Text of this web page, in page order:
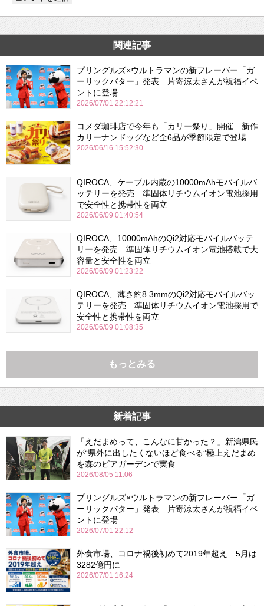
関連記事
プリングルズ×ウルトラマンの新フレーバー「ガ
ーリックバター」発表 片寄涼太さんが祝福イベ
ントに登場
2026/07/01 22:12:21
コメダ珈琲店で今年も「カリー祭り」開催 新作
カリーナンドッグなど全6品が季節限定で登場
2026/06/16 15:52:30
QIROCA、ケーブル内蔵の10000mAhモバイルバ
ッテリーを発売 準固体リチウムイオン電池採用
で安全性と携帯性を両立
2026/06/09 01:40:54
QIROCA、10000mAhのQi2対応モバイルバッテ
リーを発売 準固体リチウムイオン電池搭載で大
容量と安全性を両立
2026/06/09 01:23:22
QIROCA、薄さ約8.3mmのQi2対応モバイルバッ
テリーを発売 準固体リチウムイオン電池採用で
安全性と携帯性を両立
2026/06/09 01:08:35
もっとみる
新着記事
「えだまめって、こんなに甘かった？」新潟県民
が“県外に出したくないほど食べる”極上えだまめ
を森のビアガーデンで実食
2026/08/05 11:06
プリングルズ×ウルトラマンの新フレーバー「ガ
ーリックバター」発表 片寄涼太さんが祝福イベ
ントに登場
2026/07/01 22:12
外食市場、コロナ禍後初めて2019年超え 5月は
3282億円に
2026/07/01 16:24